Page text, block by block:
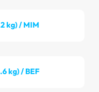
kg) / MIM
kg) / BEF